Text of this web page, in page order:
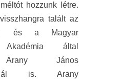
hozzunk létre.
talált az
és a Magyar
Akadémia által
Arany János
is. Arany